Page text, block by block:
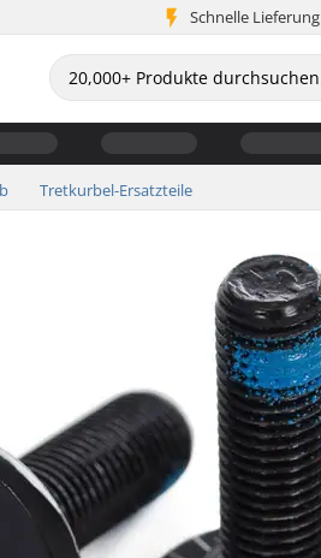
Schnelle Lieferung
Tretkurbel-Ersatzteile